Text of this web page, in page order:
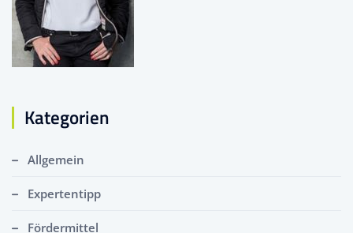
Kategorien
Allgemein
Expertentipp
Fördermittel